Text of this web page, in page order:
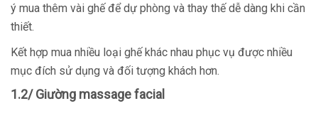
ý mua thêm vài ghế để dự phòng và thay thế dễ dàng khi cần
thiết.
Kết hợp mua nhiều loại ghế khác nhau phục vụ được nhiều
mục đích sử dụng và đối tượng khách hơn.
1.2/ Giường massage facial